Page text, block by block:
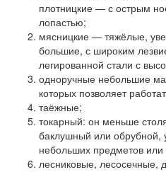
плотницкие — с острым
лопастью;
мясницкие — тяжёлые,
большие, с широким
легированной стали с
одноручные небольшие
которых позволяет
таёжные;
токарный: он меньше
баклушный или обрубной,
небольших предметов или
лесниковые, лесосечные,